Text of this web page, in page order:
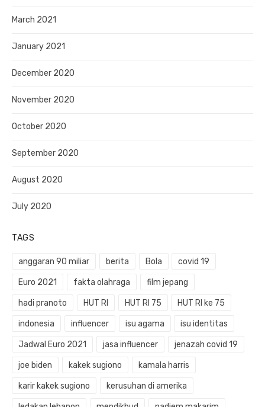
March 2021
January 2021
December 2020
November 2020
October 2020
September 2020
August 2020
July 2020
TAGS
anggaran 90 miliar berita Bola covid 19
Euro 2021 fakta olahraga film jepang
hadi pranoto HUT RI HUT RI 75 HUT RI ke 75
indonesia influencer isu agama isu identitas
Jadwal Euro 2021 jasa influencer jenazah covid 19
joe biden kakek sugiono kamala harris
karir kakek sugiono kerusuhan di amerika